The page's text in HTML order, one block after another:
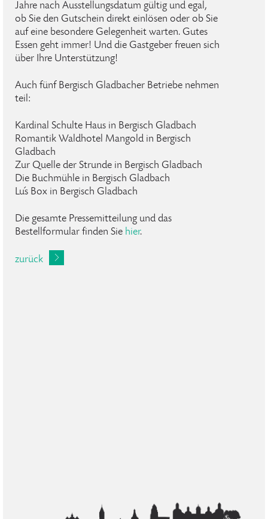
Jahre nach Ausstellungsdatum gültig und egal,
ob Sie den Gutschein direkt einlösen oder ob Sie
auf eine besondere Gelegenheit warten. Gutes
Essen geht immer! Und die Gastgeber freuen sich
über Ihre Unterstützung!
Auch fünf Bergisch Gladbacher Betriebe nehmen
teil:
Kardinal Schulte Haus in Bergisch Gladbach
Romantik Waldhotel Mangold in Bergisch
Gladbach
Zur Quelle der Strunde in Bergisch Gladbach
Die Buchmühle in Bergisch Gladbach
Lu´s Box in Bergisch Gladbach
Die gesamte Pressemitteilung und das
Bestellformular finden Sie hier.
zurück